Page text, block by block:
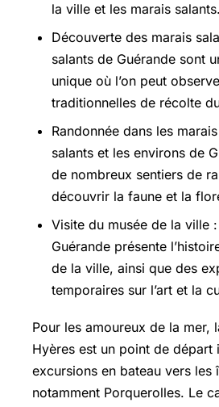
la ville et les marais salants.
Découverte des marais
salants de Guérande sont
unique où l’on peut
traditionnelles de récolte
Randonnée dans les
salants et les environs de
de nombreux sentiers de
découvrir la faune et la
Visite du musée de la ville
Guérande présente
de la ville, ainsi que des
temporaires sur l’art et la
Pour les amoureux de la mer,
Hyères est un point de départ
excursions en bateau vers les
notamment Porquerolles. Le